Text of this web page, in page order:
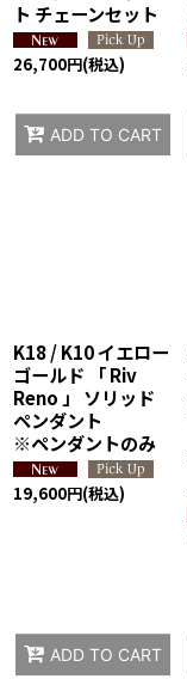
ト チェーンセット
26,700円(税込)
ADD TO CART
K18 / K10 イエロー
ゴールド 「 Riv
Reno 」 ソリッド
ペンダント
※ペンダントのみ
19,600円(税込)
ADD TO CART